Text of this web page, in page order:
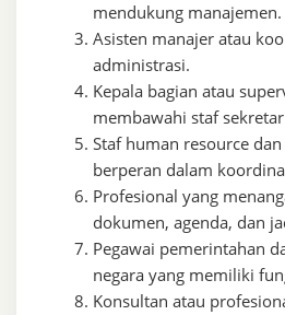
mendukung manajemen.
Asisten manajer atau
administrasi.
Kepala bagian atau
membawahi staf
Staf human resource
berperan dalam
Profesional yang
dokumen, agenda, dan
Pegawai pemerintahan
negara yang memiliki
Konsultan atau